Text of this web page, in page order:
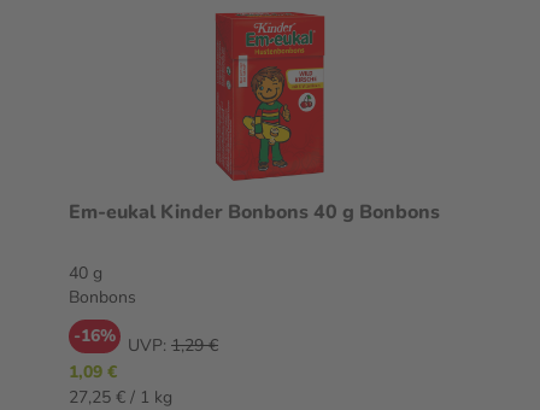
Em-eukal Kinder Bonbons 40 g Bonbons
40 g
Bonbons
-16% UVP: 1,29 €
1,09 €
27,25 € / 1 kg